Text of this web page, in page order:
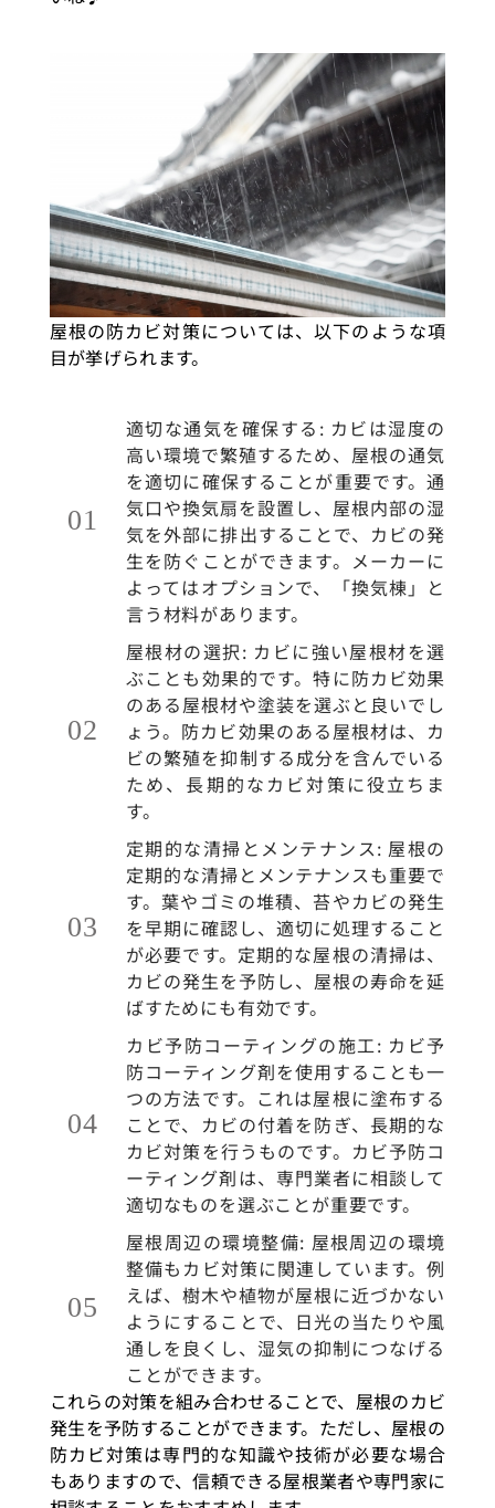
屋根の防カビ対策については、以下のような項
目が挙げられます。
適切な通気を確保する: カビは湿度の
高い環境で繁殖するため、屋根の通気
を適切に確保することが重要です。通
気口や換気扇を設置し、屋根内部の湿
気を外部に排出することで、カビの発
生を防ぐことができます。メーカーに
よってはオプションで、「換気棟」と
言う材料があります。
屋根材の選択: カビに強い屋根材を選
ぶことも効果的です。特に防カビ効果
のある屋根材や塗装を選ぶと良いでし
ょう。防カビ効果のある屋根材は、カ
ビの繁殖を抑制する成分を含んでいる
ため、長期的なカビ対策に役立ちま
す。
定期的な清掃とメンテナンス: 屋根の
定期的な清掃とメンテナンスも重要で
す。葉やゴミの堆積、苔やカビの発生
を早期に確認し、適切に処理すること
が必要です。定期的な屋根の清掃は、
カビの発生を予防し、屋根の寿命を延
ばすためにも有効です。
カビ予防コーティングの施工: カビ予
防コーティング剤を使用することも一
つの方法です。これは屋根に塗布する
ことで、カビの付着を防ぎ、長期的な
カビ対策を行うものです。カビ予防コ
ーティング剤は、専門業者に相談して
適切なものを選ぶことが重要です。
屋根周辺の環境整備: 屋根周辺の環境
整備もカビ対策に関連しています。例
えば、樹木や植物が屋根に近づかない
ようにすることで、日光の当たりや風
通しを良くし、湿気の抑制につなげる
ことができます。
これらの対策を組み合わせることで、屋根のカビ
発生を予防することができます。ただし、屋根の
防カビ対策は専門的な知識や技術が必要な場合
もありますので、信頼できる屋根業者や専門家に